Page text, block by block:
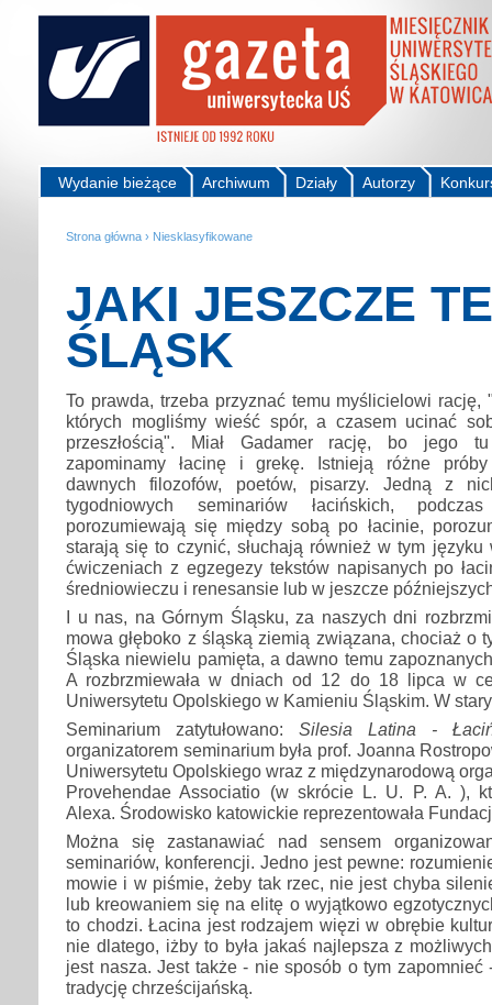
Autorzy
Działy
Archiwum
Wydanie bieżące
Strona główna › Niesklasyfikowane
JAKI JESZCZE
ŚLĄSK
To prawda, trzeba przyznać temu myślicielowi rację,
których mogliśmy wieść spór, a czasem ucinać
przeszłością". Miał Gadamer rację, bo jego tu
zapominamy łacinę i grekę. Istnieją różne
dawnych filozofów, poetów, pisarzy. Jedną z
tygodniowych seminariów łacińskich,
porozumiewają się między sobą po łacinie,
starają się to czynić, słuchają również w tym języku
ćwiczeniach z egzegezy tekstów napisanych po
średniowieczu i renesansie lub w jeszcze
I u nas, na Górnym Śląsku, za naszych dni
mowa głęboko z śląską ziemią związana, chociaż o
Śląska niewielu pamięta, a dawno temu
A rozbrzmiewała w dniach od 12 do 18 lipca w
Uniwersytetu Opolskiego w Kamieniu Śląskim. W
Seminarium zatytułowano: Silesia Latina -
organizatorem seminarium była prof. Joanna
Uniwersytetu Opolskiego wraz z międzynarodową
Provehendae Associatio (w skrócie L. U. P. A. ),
Alexa. Środowisko katowickie reprezentowała
Można się zastanawiać nad sensem
seminariów, konferencji. Jedno jest pewne:
mowie i w piśmie, żeby tak rzec, nie jest chyba
lub kreowaniem się na elitę o wyjątkowo
to chodzi. Łacina jest rodzajem więzi w obrębie
nie dlatego, iżby to była jakaś najlepsza z
jest nasza. Jest także - nie sposób o tym zapomnieć
tradycję chrześcijańską.